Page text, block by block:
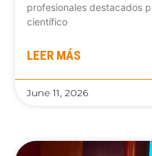
profesionales destacados
científico
LEER MÁS
June 11, 2026